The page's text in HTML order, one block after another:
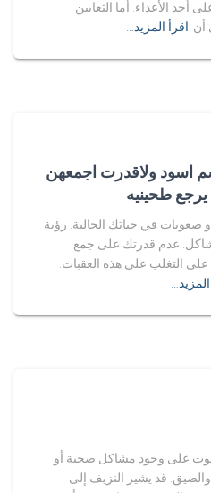
الأعداء. أما الثعابين
أن اقرأ المزيد…
ولاقدرت اجمعهن
يرجع طحينيه
صعوبات في حياتك الحالية. رؤية
عدم قدرتك على جمع
التغلب على هذه العقبات.
على وجود مشاكل صحية أو
قد يشير النزيف إلى